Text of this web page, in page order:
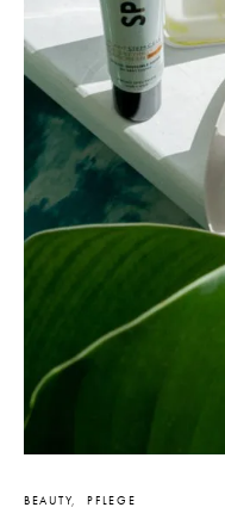
BEAUTY PFLEGE